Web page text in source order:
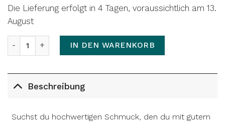
Die Lieferung erfolgt in 4 Tagen, voraussichtlich am 13.
August
Ring VICTORY | stackable Menge
IN DEN WARENKORB
Beschreibung
Suchst du hochwertigen Schmuck, den du mit gutem